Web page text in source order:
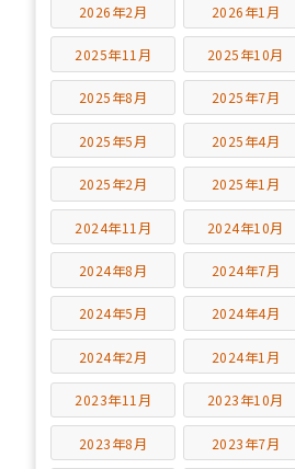
2026年2月 2026年1月
2025年11月 2025年10月
2025年8月 2025年7月
2025年5月 2025年4月
2025年2月 2025年1月
2024年11月 2024年10月
2024年8月 2024年7月
2024年5月 2024年4月
2024年2月 2024年1月
2023年11月 2023年10月
2023年8月 2023年7月